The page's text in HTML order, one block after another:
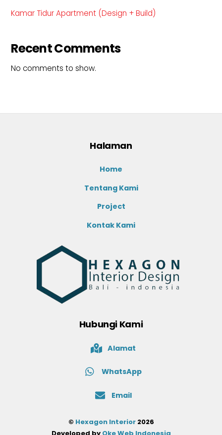
Kamar Tidur Apartment (Design + Build)
Recent Comments
No comments to show.
Halaman
Home
Tentang Kami
Project
Kontak Kami
Hubungi Kami
Alamat
WhatsApp
Email
© Hexagon Interior2026